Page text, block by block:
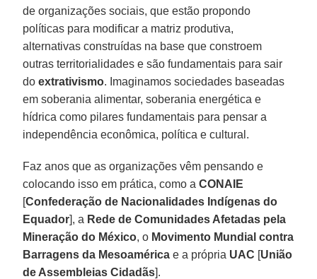
de organizações sociais, que estão propondo
políticas para modificar a matriz produtiva,
alternativas construídas na base que constroem
outras territorialidades e são fundamentais para sair
doextrativismo. Imaginamos sociedades baseadas
em soberania alimentar, soberania energética e
hídrica como pilares fundamentais para pensar a
independência econômica, política e cultural.
Faz anos que as organizações vêm pensando e
colocando isso em prática, como aCONAIE
[Confederação de Nacionalidades Indígenas do
Equador], a Rede de Comunidades Afetadas pela
Mineração do México, o Movimento Mundial contra
Barragens da Mesoamérica e a própria UAC [União
de Assembleias Cidadãs].